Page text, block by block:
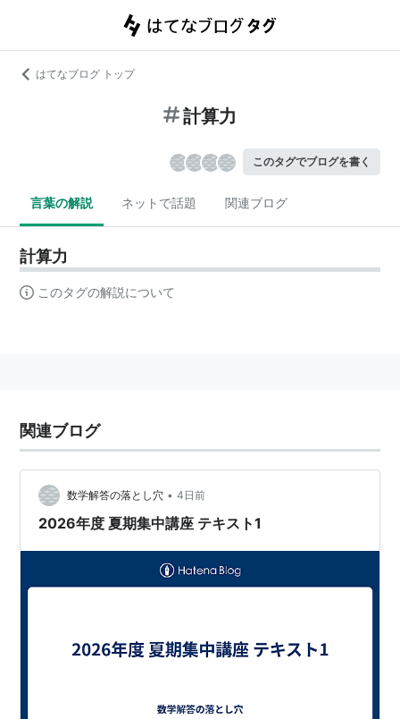
はてなブログ トップ
計算力
このタグでブログを書く
言葉の解説 ネットで話題 関連ブログ
計算力
このタグの解説について
関連ブログ
数学解答の落とし穴 • 4日前
2026年度 夏期集中講座 テキスト1